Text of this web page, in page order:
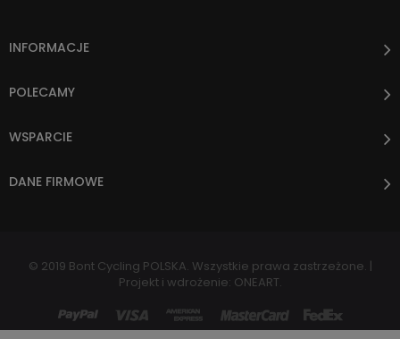
INFORMACJE
POLECAMY
WSPARCIE
DANE FIRMOWE
© 2019 Bont Cycling POLSKA. Wszystkie prawa zastrzeżone. |
Projekt i wdrożenie: ONEART.